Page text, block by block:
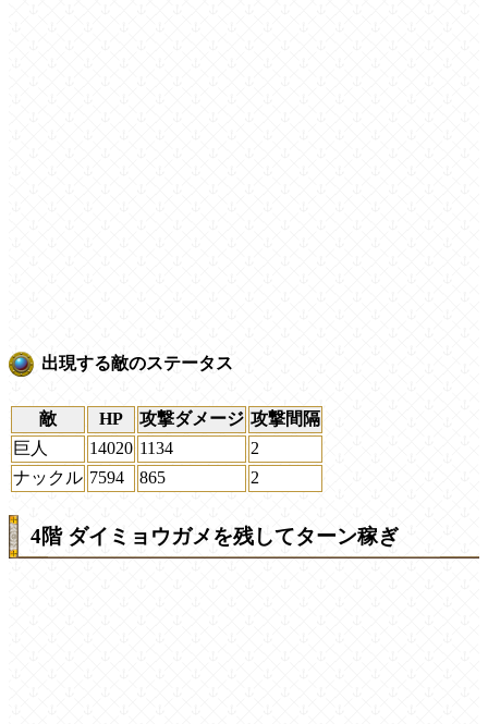
出現する敵のステータス
敵 HP 攻撃ダメージ 攻撃間隔
巨人
14020 1134
2
ナックル 7594 865 2
4階 ダイミョウガメを残してターン稼ぎ